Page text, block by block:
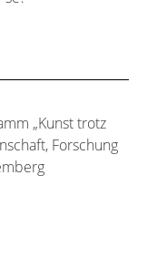
„Kunst trotz
Forschung